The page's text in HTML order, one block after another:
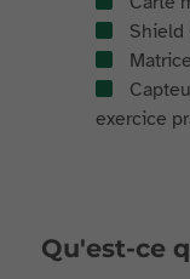
Shield
exercice
Qu'est-ce